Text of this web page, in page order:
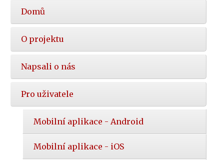
Hlavní
nabídka
Domů
O projektu
Napsali o nás
Pro uživatele
Mobilní aplikace - Android
Mobilní aplikace - iOS